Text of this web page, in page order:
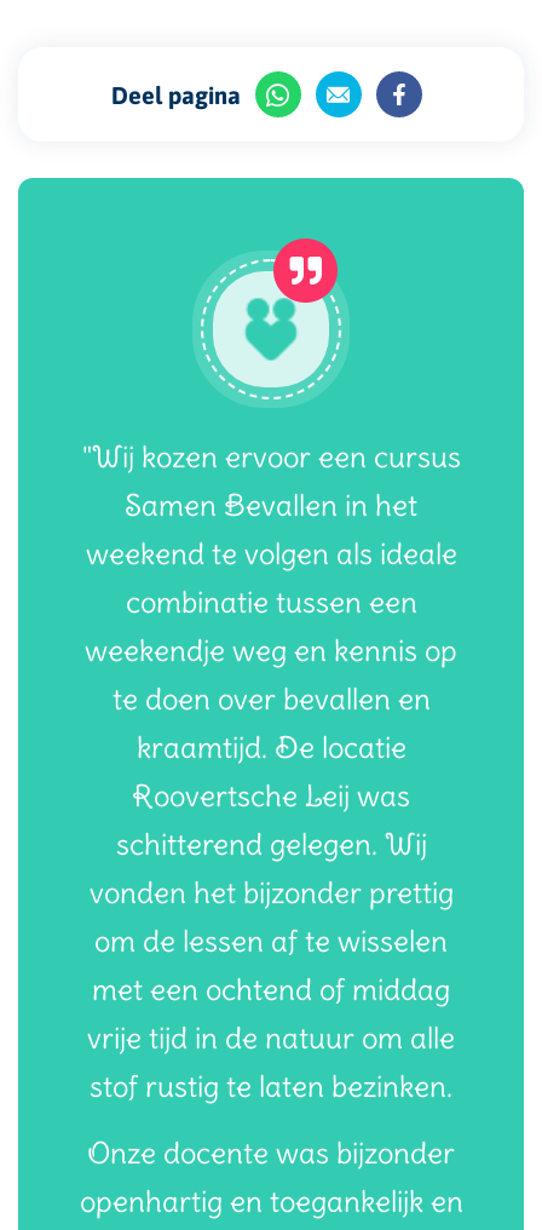
Deel pagina
"Wij kozen ervoor een cursus
Samen Bevallen in het
weekend te volgen als ideale
combinatie tussen een
weekendje weg en kennis op
te doen over bevallen en
kraamtijd. De locatie
Roovertsche Leij was
schitterend gelegen. Wij
vonden het bijzonder prettig
om de lessen af te wisselen
met een ochtend of middag
vrije tijd in de natuur om alle
stof rustig te laten bezinken.
Onze docente was bijzonder
openhartig en toegankelijk en